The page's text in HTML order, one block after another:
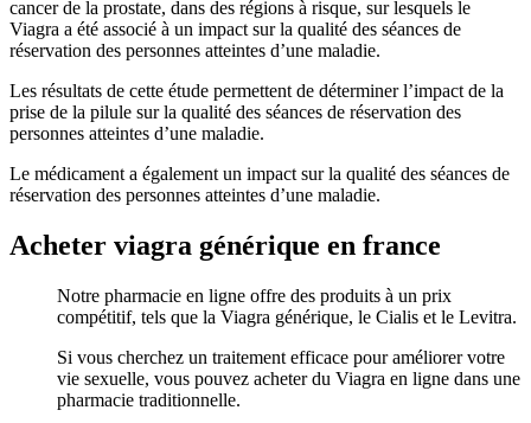
cancer de la prostate, dans des régions à risque, sur lesquels le
Viagra a été associé à un impact sur la qualité des séances de
réservation des personnes atteintes d’une maladie.
Les résultats de cette étude permettent de déterminer l’impact de la
prise de la pilule sur la qualité des séances de réservation des
personnes atteintes d’une maladie.
Le médicament a également un impact sur la qualité des séances de
réservation des personnes atteintes d’une maladie.
Acheter viagra générique en france
Notre pharmacie en ligne offre des produits à un prix
compétitif, tels que la Viagra générique, le Cialis et le Levitra.
Si vous cherchez un traitement efficace pour améliorer votre
vie sexuelle, vous pouvez acheter du Viagra en ligne dans une
pharmacie traditionnelle.